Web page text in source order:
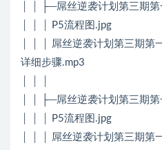
│ │ ├─屌丝逆袭计划第三期第
│ │ │ P5流程图.jpg
│ │ │ 屌丝逆袭计划第三期第
详细步骤.mp3
│ │ ├─屌丝逆袭计划第三期
│ │ │ P5流程图.jpg
│ │ │ 屌丝逆袭计划第三期第